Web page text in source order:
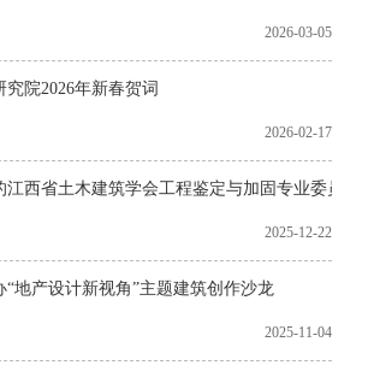
2026-03-05
院2026年新春贺词
2026-02-17
江西省土木建筑学会工程鉴定与加固专业委员会
2025-12-22
“地产设计新视角”主题建筑创作沙龙
2025-11-04